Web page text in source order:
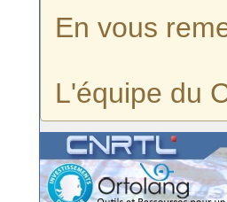
En vous
L'équipe du